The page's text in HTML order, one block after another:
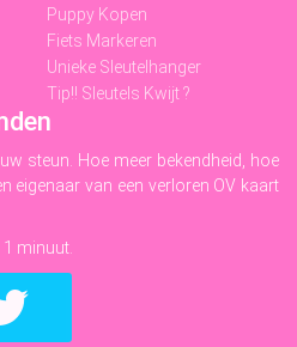
Puppy Kopen
Fiets Markeren
Unieke Sleutelhanger
Tip!! Sleutels Kwijt ?
steun. Hoe meer bekendheid, hoe
eigenaar van een verloren OV kaart
minuut.